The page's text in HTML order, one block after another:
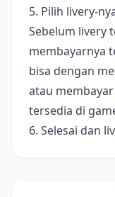
5. Pilih livery-
Sebelum livery
membayarnya
bisa dengan
atau
tersedia di
6. Selesai dan